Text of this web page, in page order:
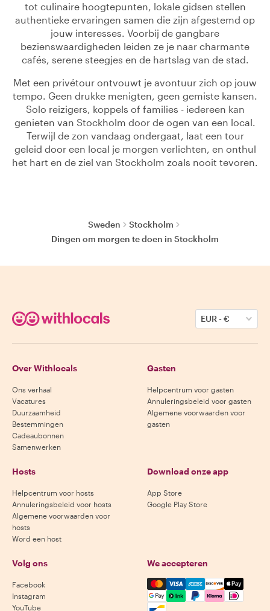
tot culinaire hoogtepunten, lokale gidsen stellen
authentieke ervaringen samen die zijn afgestemd op
jouw interesses. Voorbij de gangbare
bezienswaardigheden leiden ze je naar charmante
cafés, serene steegjes en de hartslag van de stad.
Met een privétour ontvouwt je avontuur zich op jouw
tempo. Geen drukke menigten, geen gemiste kansen.
Solo reizigers, koppels of families - iedereen kan
genieten van Stockholm door de ogen van een local.
Terwijl de zon vandaag ondergaat, laat een tour
geleid door een local je morgen verlichten, en onthul
het hart en de ziel van Stockholm zoals nooit tevoren.
Sweden
Stockholm
Dingen om morgen te doen in Stockholm
EUR-€
Over Withlocals
Ons verhaal
Vacatures
Duurzaamheid
Bestemmingen
Cadeaubonnen
Samenwerken
Gasten
Helpcentrum voor gasten
Annuleringsbeleid voor gasten
Algemene voorwaarden voor
gasten
Hosts
Helpcentrum voor hosts
Annuleringsbeleid voor hosts
Algemene voorwaarden voor
hosts
Word een host
Download onze app
App Store
Google Play Store
Volg ons
Facebook
Instagram
YouTube
We accepteren
Mastercard, Visa, Amex,